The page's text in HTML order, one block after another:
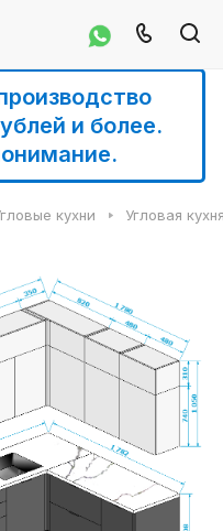
и более.
кухни Угловая